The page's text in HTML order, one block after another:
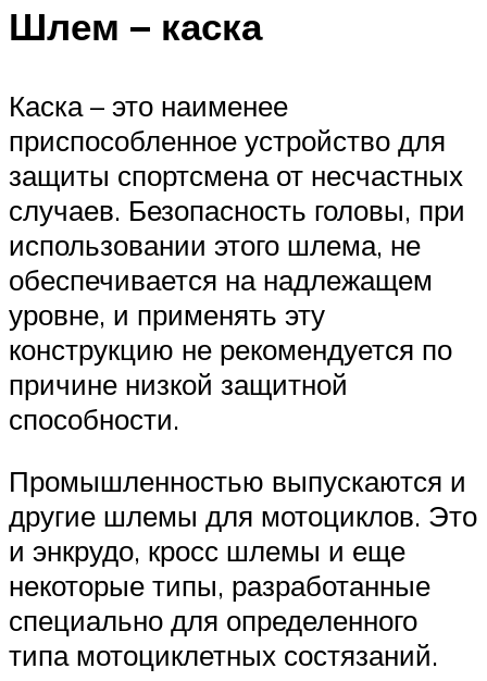
Шлем – каска
Каска – это наименее
приспособленное устройство для
защиты спортсмена от несчастных
случаев. Безопасность головы, при
использовании этого шлема, не
обеспечивается на надлежащем
уровне, и применять эту
конструкцию не рекомендуется по
причине низкой защитной
способности.
Промышленностью выпускаются и
другие шлемы для мотоциклов. Это
и энкрудо, кросс шлемы и еще
некоторые типы, разработанные
специально для определенного
типа мотоциклетных состязаний.